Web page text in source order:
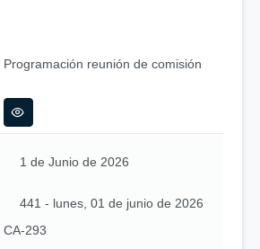
Programación reunión de comisión
1 de Junio de 2026
441 - lunes, 01 de junio de 2026
CA-293